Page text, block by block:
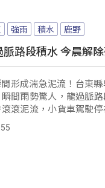
強雨 積水 鹿野
路段積水 今晨解
形成湍急泥流！台東
間雨勢驚人，龍過脈
滾泥流，小貨車駕駛
小噴泉。